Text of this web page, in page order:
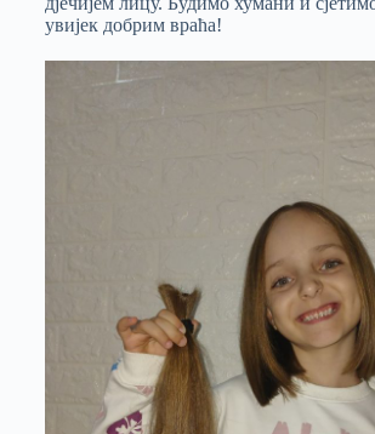
увијек добрим враћа!